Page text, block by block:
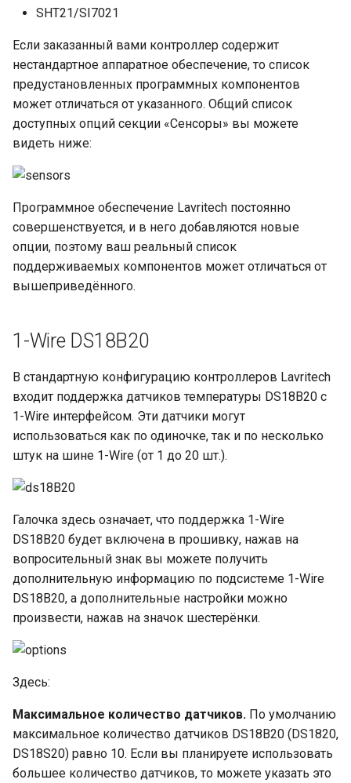
Designer lines
Web Key
Interrupt
Scheduler
ADS1115
BMP280
Прочее Оборудование
LORA
nRF
SHT21/SI7021
Если заказанный вами контроллер содержит
нестандартное аппаратное обеспечение, то список
предустановленных программных компонентов
может отличаться от указанного. Общий список
доступных опций секции «Сенсоры» вы можете
видеть ниже:
Программное обеспечение Lavritech постоянно
совершенствуется, и в него добавляются новые
опции, поэтому ваш реальный список
поддерживаемых компонентов может отличаться от
вышеприведённого.
1-Wire DS18B20
В стандартную конфигурацию контроллеров Lavritech
входит поддержка датчиков температуры DS18B20 с
1-Wire интерфейсом. Эти датчики могут
использоваться как по одиночке, так и по несколько
штук на шине 1-Wire (от 1 до 20 шт.).
Галочка здесь означает, что поддержка 1-Wire
DS18B20 будет включена в прошивку, нажав на
вопросительный знак вы можете получить
дополнительную информацию по подсистеме 1-Wire
DS18B20, а дополнительные настройки можно
произвести, нажав на значок шестерёнки.
Здесь:
Максимальное количество датчиков. По умолчанию
максимальное количество датчиков DS18B20 (DS1820,
DS18S20) равно 10. Если вы планируете использовать
большее количество датчиков, то можете указать это